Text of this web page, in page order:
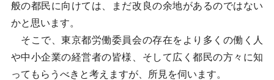
般の都民に向けては、まだ改良の余地があるのではない
かと思います。
そこで、東京都労働委員会の存在をより多くの働く人
や中小企業の経営者の皆様、そして広く都民の方々に知
ってもらうべきと考えますが、所見を伺います。